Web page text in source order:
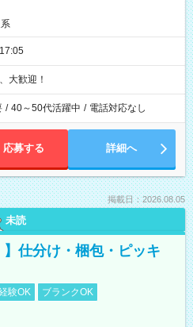
大歓迎！
/ 40～50代活躍中 / 電話対応なし
応募する 詳細へ
掲載日：2026.08.05
未読
】仕分け・梱包・ピッキ
験OK
ブランクOK